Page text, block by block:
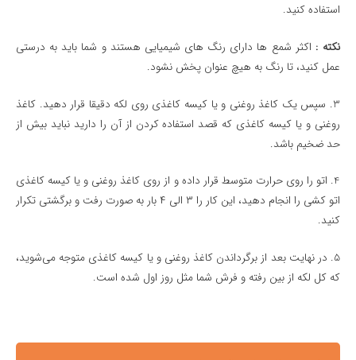
استفاده کنید.
نکته : اکثر شمع ها دارای رنگ های شیمیایی هستند و شما باید به درستی
عمل کنید، تا رنگ به هیچ عنوان پخش نشود.
3. سپس یک کاغذ روغنی و یا کیسه کاغذی روی لکه دقیقا قرار دهید. کاغذ
روغنی و یا کیسه کاغذی که قصد استفاده کردن از آن را دارید نباید بیش از
حد ضخیم باشد.
4. اتو را روی حرارت متوسط قرار داده و از روی کاغذ روغنی و یا کیسه کاغذی
اتو کشی را انجام دهید، این کار را ۳ الی ۴ بار به صورت رفت و برگشتی تکرار
کنید.
5. در نهایت بعد از برگرداندن کاغذ روغنی و یا کیسه کاغذی متوجه می‌شوید،
که کل لکه از بین رفته و فرش شما مثل روز اول شده است.